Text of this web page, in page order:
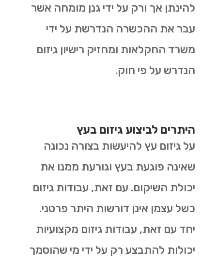
להינתן אך ורק על ידי גנן מומחה אשר
עבר את ההכשרה הנדרשת על ידי
משרד החקלאות ומחזיק רישיון גיזום
הנדרש על פי חוק.
היתרים לביצוע גיזום בעץ
על גיזום עץ להיעשות בצורה נכונה
שאינה פוגעת בעץ וגורעת ממנו את
יכולת השיקום. עם זאת, עבודות גיזום
כשל עצמן אינן דורשות היתר פרטני.
יחד עם זאת, עבודות גיזום מקצועיות
יכולות להתבצע רק על ידי מי שהוסמך